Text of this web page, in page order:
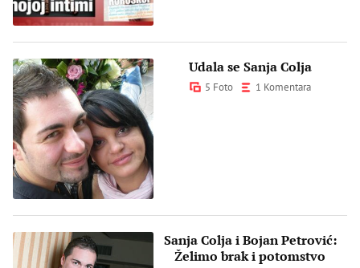
Udala se Sanja Colja
5 Foto 1 Komentara
Sanja Colja i Bojan Petrović:
Želimo brak i potomstvo